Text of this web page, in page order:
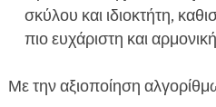
σκύλου και ιδιοκτήτη,
πιο ευχάριστη και
Με την αξιοποίηση